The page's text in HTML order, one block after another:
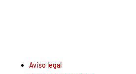
Aviso legal